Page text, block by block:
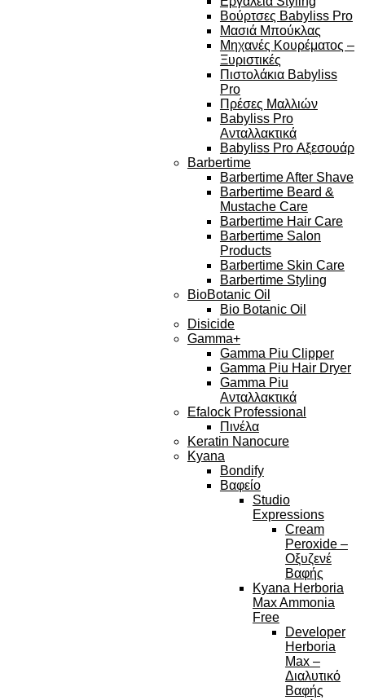
Βούρτσες Babyliss Pro
Μασιά Μπούκλας
Μηχανές Κουρέματος –
Ξυριστικές
Πιστολάκια Babyliss
Pro
Πρέσες Μαλλιών
Babyliss Pro
Ανταλλακτικά
Babyliss Pro Αξεσουάρ
Barbertime
Barbertime After Shave
Barbertime Beard &
Mustache Care
Barbertime Hair Care
Barbertime Salon
Products
Barbertime Skin Care
Barbertime Styling
BioBotanic Oil
Bio Botanic Oil
Disicide
Gamma+
Gamma Piu Clipper
Gamma Piu Hair Dryer
Gamma Piu
Ανταλλακτικά
Efalock Professional
Πινέλα
Keratin Nanocure
Kyana
Bondify
Βαφείο
Studio
Expressions
Cream
Peroxide –
Οξυζενέ
Βαφής
Kyana Herboria
Max Ammonia
Free
Developer
Herboria
Max –
Διαλυτικό
Βαφής